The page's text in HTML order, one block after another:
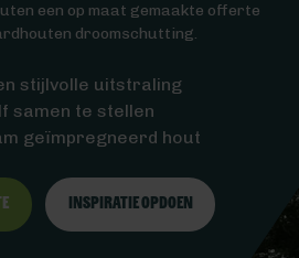
een op maat gemaakte offerte
droomschutting.
stijlvolle uitstraling
samen te stellen
geïmpregneerd hout
Inspiratie opdoen